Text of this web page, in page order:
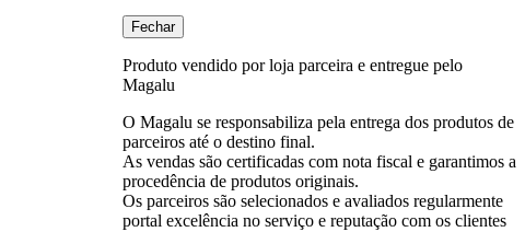
Fechar
Produto vendido por loja parceira e entregue pelo
Magalu
O Magalu se responsabiliza pela entrega dos produtos de
parceiros até o destino final.
As vendas são certificadas com nota fiscal e garantimos a
procedência de produtos originais.
Os parceiros são selecionados e avaliados regularmente
portal excelência no serviço e reputação com os clientes